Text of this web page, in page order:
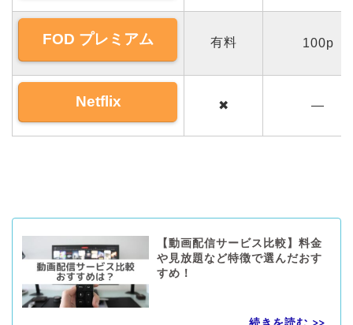
FOD プレミアム 有料 100p
Netflix ✖ ―
【動画配信サービス比較】料金
や見放題など特徴で選んだおす
すめ！